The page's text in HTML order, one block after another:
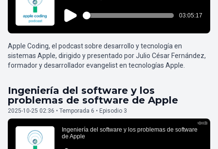
Apple Coding, el podcast sobre desarrollo y tecnología en
sistemas Apple, dirigido y presentado por Julio César Fernández,
formador y desarrollador evangelist en tecnologías Apple.
Ingeniería del software y los
problemas de software de Apple
2025-10-25 02:36 • Temporada 6 • Episodio 3